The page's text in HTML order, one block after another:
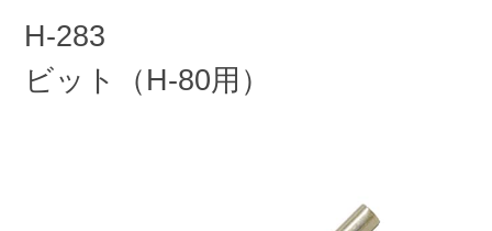
H-283
ビット（H-80用）